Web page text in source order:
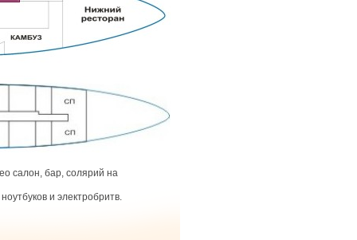
салон, бар, солярий на
и электробритв.